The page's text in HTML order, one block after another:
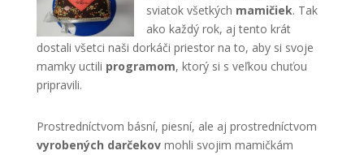
sviatok všetkých mamičiek. Tak
ako každý rok, aj tento krát
dostali všetci naši dorkáči priestor na to, aby si svoje
mamky uctili programom, ktorý si s veľkou chuťou
pripravili.
Prostredníctvom básní, piesní, ale aj prostredníctvom
vyrobených darčekovmohli svojim mamičkám